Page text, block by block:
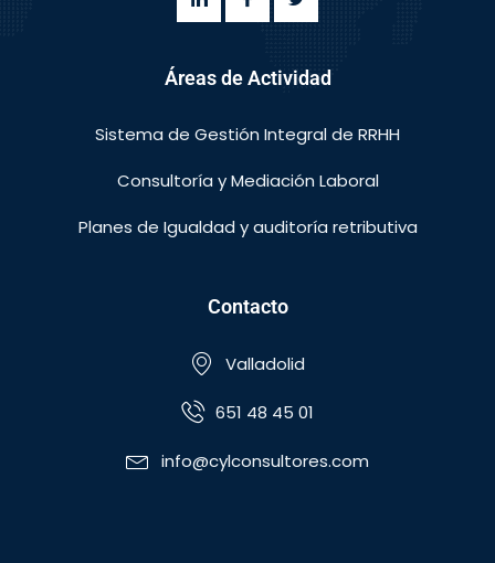
Áreas de Actividad
Sistema de Gestión Integral de RRHH
Consultoría y Mediación Laboral
Planes de Igualdad y auditoría retributiva
Contacto
Valladolid
651 48 45 01
info@cylconsultores.com